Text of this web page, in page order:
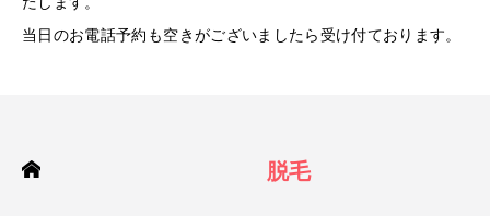
当日のお電話予約も空きがございましたら受け付ております。
脱毛